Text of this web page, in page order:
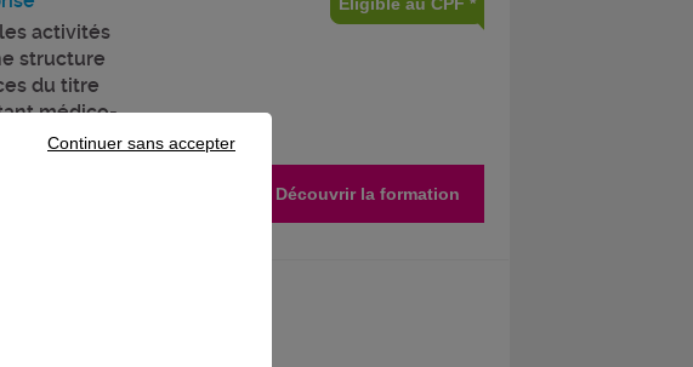
activités
structure
du titre
médico-
Découvrir la formation
- Contrat
Continuer sans accepter